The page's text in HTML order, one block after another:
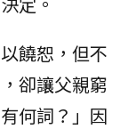
饒恕，但不
卻讓父親窮
何詞？」因